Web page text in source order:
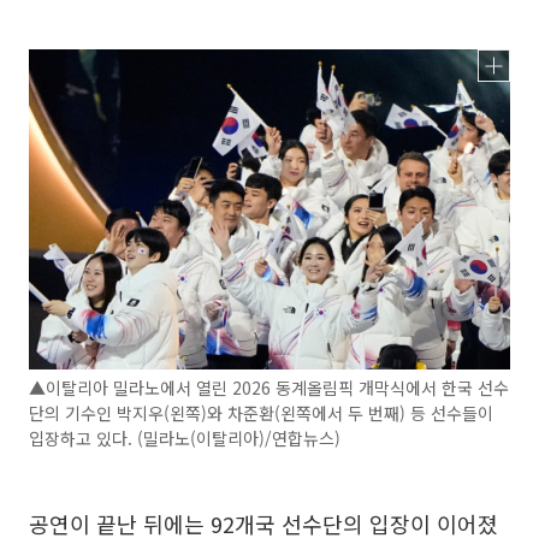
▲이탈리아 밀라노에서 열린 2026 동계올림픽 개막식에서 한국 선수
단의 기수인 박지우(왼쪽)와 차준환(왼쪽에서 두 번째) 등 선수들이
입장하고 있다. (밀라노(이탈리아)/연합뉴스)
공연이 끝난 뒤에는 92개국 선수단의 입장이 이어졌